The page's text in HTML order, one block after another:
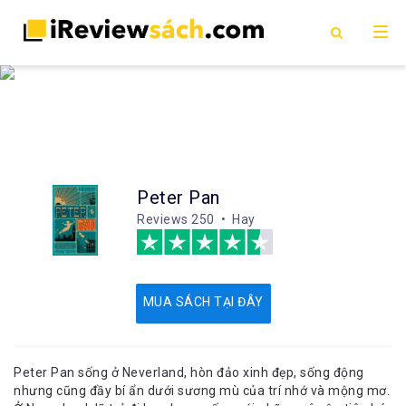
Peter Pan
Reviews 250 • Hay
MUA SÁCH TẠI ĐÂY
Peter Pan sống ở Neverland, hòn đảo xinh đẹp, sống động
nhưng cũng đầy bí ẩn dưới sương mù của trí nhớ và mộng mơ.